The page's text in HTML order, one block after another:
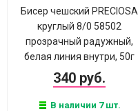
Бисер чешский PRECIOSA
круглый 8/0 58502
прозрачный радужный,
белая линия внутри, 50г
340 руб.
В наличии 7 шт.